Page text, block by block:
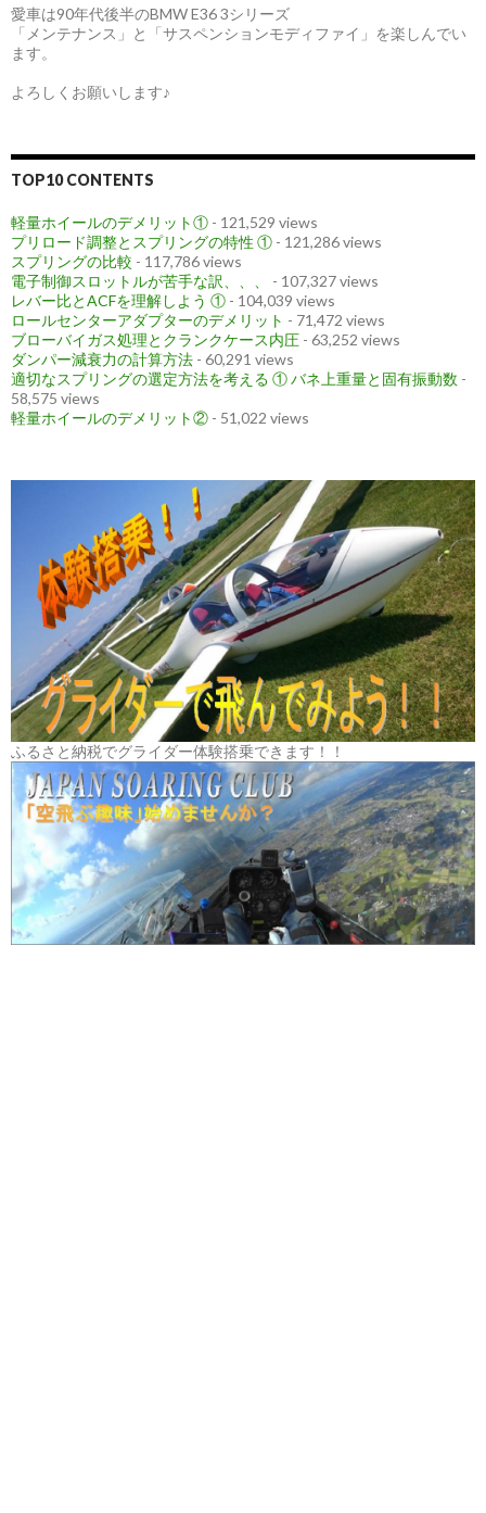
愛車は90年代後半のBMW E36 3シリーズ
「メンテナンス」と「サスペンションモディファイ」を楽しんでい
ます。
よろしくお願いします♪
TOP10 CONTENTS
軽量ホイールのデメリット① - 121,529 views
プリロード調整とスプリングの特性 ① - 121,286 views
スプリングの比較 - 117,786 views
電子制御スロットルが苦手な訳、、、
- 107,327 views
レバー比とACFを理解しよう ① - 104,039 views
ロールセンターアダプターのデメリット - 71,472 views
ブローバイガス処理とクランクケース内圧 - 63,252 views
ダンパー減衰力の計算方法 - 60,291 views
適切なスプリングの選定方法を考える ① バネ上重量と固有振動数 -
58,575 views
軽量ホイールのデメリット② - 51,022 views
ふるさと納税でグライダー体験搭乗できます！！